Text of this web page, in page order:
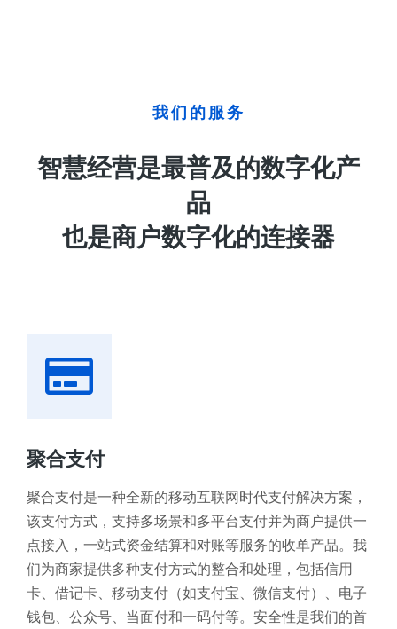
我们的服务
智慧经营是最普及的数字化产
品
也是商户数字化的连接器
聚合支付
聚合支付是一种全新的移动互联网时代支付解决方案，
该支付方式，支持多场景和多平台支付并为商户提供一
点接入，一站式资金结算和对账等服务的收单产品。我
们为商家提供多种支付方式的整合和处理，包括信用
卡、借记卡、移动支付（如支付宝、微信支付）、电子
钱包、公众号、当面付和一码付等。安全性是我们的首